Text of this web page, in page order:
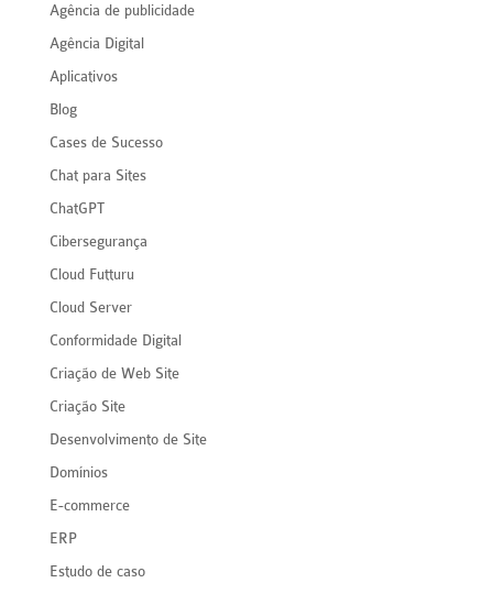
Agência de publicidade
Agência Digital
Aplicativos
Blog
Cases de Sucesso
Chat para Sites
ChatGPT
Cibersegurança
Cloud Futturu
Cloud Server
Conformidade Digital
Criação de Web Site
Criação Site
Desenvolvimento de Site
Domínios
E-commerce
ERP
Estudo de caso